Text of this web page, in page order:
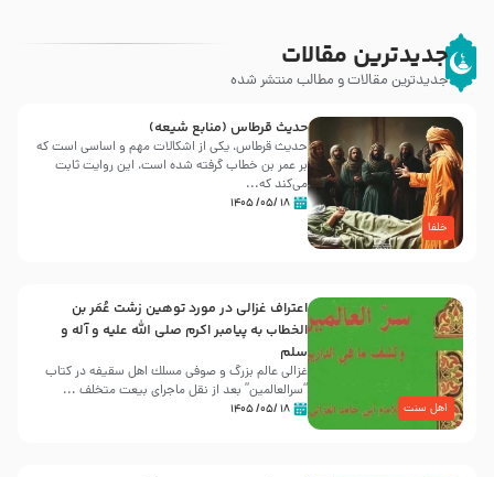
جدیدترین مقالات
جدیدترین مقالات و مطالب منتشر شده
خلفا
حدیث قرطاس (منابع شیعه)
حدیث قرطاس، یکی از اشکالات مهم و اساسی است که
بر عمر بن خطاب گرفته شده است، این روایت ثابت
می‌کند که...
۱۸ /۰۵/ ۱۴۰۵
اهل سنت
اعتراف غزالی در مورد توهین زشت عُمَر بن
الخطاب به پیامبر اکرم صلی الله علیه و آله و
سلم
غزالی عالم بزرگ و صوفی مسلك اهل سقيفه در کتاب
“سرالعالمین” بعد از نقل ماجرای بیعت متخلف ...
۱۸ /۰۵/ ۱۴۰۵